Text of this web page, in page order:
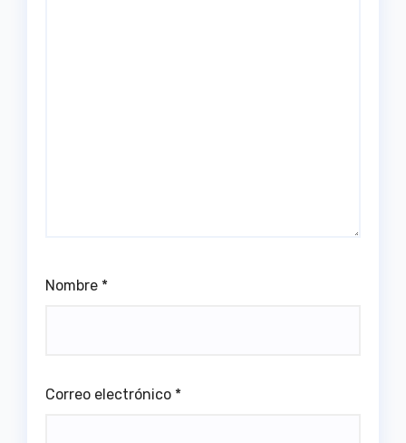
Nombre *
Correo electrónico *